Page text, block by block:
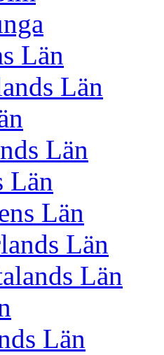
Län
Län
Län
Län
Län
Län
Län
Län